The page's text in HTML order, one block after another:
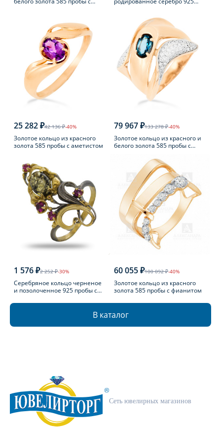
25 282 ₽42 136 ₽-40%
Золотое кольцо из красного
золота 585 пробы с аметистом
79 967 ₽133 278 ₽-40%
Золотое кольцо из красного и
белого золота 585 пробы с
1 576 ₽2 252 ₽-30%
Серебряное кольцо черненое
и позолоченное 925 пробы с
60 055 ₽100 092 ₽-40%
Золотое кольцо из красного
золота 585 пробы с фианитом
В каталог
Сеть ювелирных магазинов